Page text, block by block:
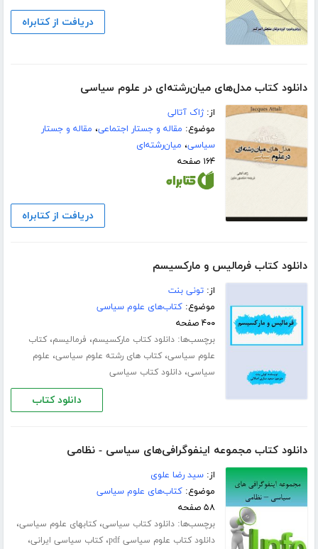
دریافت از کتابراه
دانلود کتاب مدل‌های میان‌رشته‌ای در علوم سیاسی
از:ژاک آتالی
موضوع: مقاله و جستار اجتماعی، مقاله و جستار
سیاسی، میان‌رشته‌ای
۱۶۴ صفحه
دریافت از کتابراه
دانلود کتاب فرمالیس و مارکسیسم
از:تونی بنت
موضوع:کتاب‌های علوم سیاسی
۴۰۰ صفحه
برچسب‌ها:دانلود کتاب مارکسیسم، فرمالیسم،کتاب
علوم سیاسی،کتاب های رشته علوم سیاسی، علوم
سیاسی،دانلود کتاب سیاسی
دانلود کتاب
دانلود کتاب مجموعه اینفوگرافی‌های سیاسی - نظامی
از:سید رضا علوی
موضوع:کتاب‌های علوم سیاسی
۵۸ صفحه
برچسب‌ها:دانلود کتاب سیاسی،کتابهای علوم سیاسی،
دانلود کتاب علوم سیاسی pdf ،کتاب سیاسی ایرانی،